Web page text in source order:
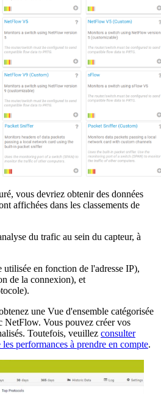
vous devriez obtenir des données
affichées dans les classements de
du trafic au sein du capteur, à
utilisée en fonction de l'adresse IP),
de la connexion), et
une Vue d'ensemble catégorisée
Vous pouvez créer vos
Toutefois, veuillez consulter
performances à prendre en compte.